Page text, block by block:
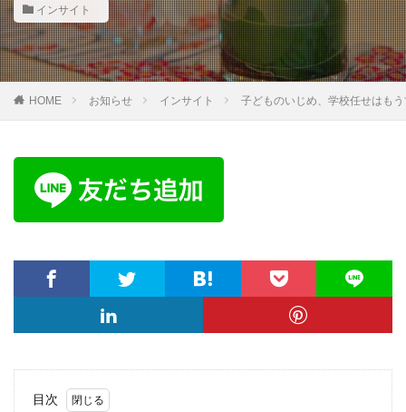
インサイト
HOME お知らせ インサイト 子どものいじめ、学校任せはも
目次